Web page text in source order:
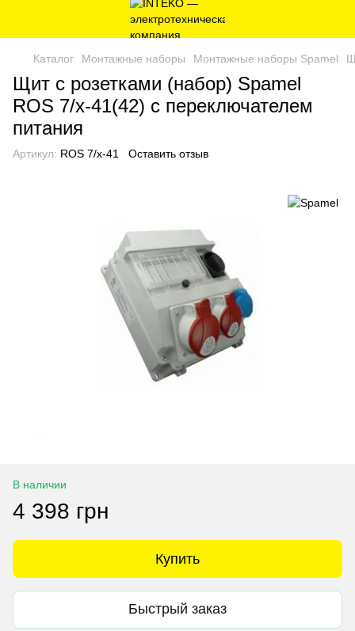
Каталог Монтажные наборы Монтажные наборы Spamel
Щит с розетками (набор) Spamel
ROS 7/x-41(42) с переключателем
питания
Артикул: ROS 7/x-41 Оставить отзыв
В наличии
4 398 грн
Купить
Быстрый заказ